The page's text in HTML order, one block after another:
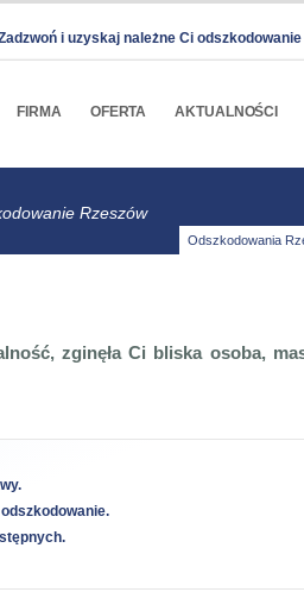
i uzyskaj należne Ci
FIRMA OFERTA AKTUALNOŚCI
Odszkodowania
Rzeszów
zginęła Ci bliska osoba,